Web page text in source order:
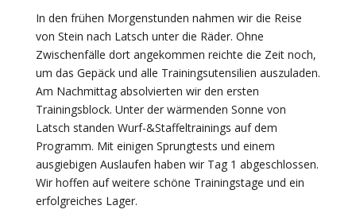
In den frühen Morgenstunden nahmen wir die Reise
von Stein nach Latsch unter die Räder. Ohne
Zwischenfälle dort angekommen reichte die Zeit noch,
um das Gepäck und alle Trainingsutensilien auszuladen.
Am Nachmittag absolvierten wir den ersten
Trainingsblock. Unter der wärmenden Sonne von
Latsch standen Wurf-&Staffeltrainings auf dem
Programm. Mit einigen Sprungtests und einem
ausgiebigen Auslaufen haben wir Tag 1 abgeschlossen.
Wir hoffen auf weitere schöne Trainingstage und ein
erfolgreiches Lager.